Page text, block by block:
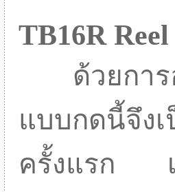
TB16R
ด้วยการอ
แบบกดนี้จึง
ครั้งแรก เ